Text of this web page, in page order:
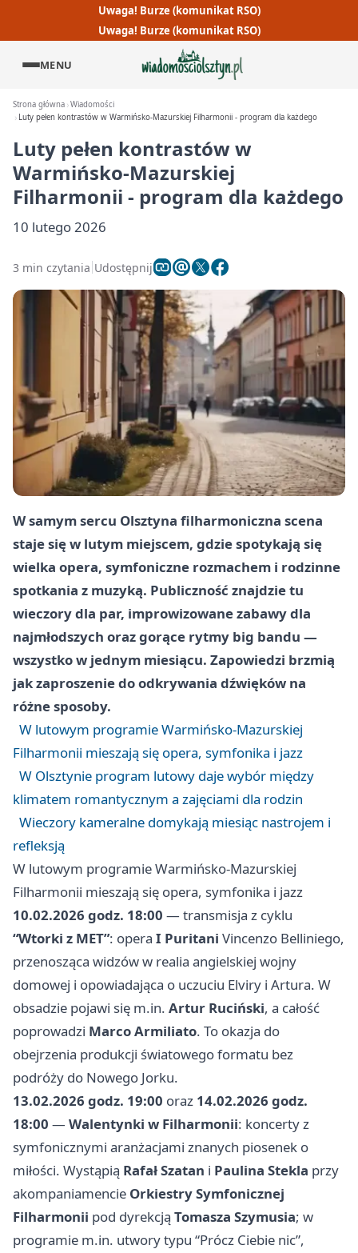
Uwaga! Burze (komunikat RSO)
Uwaga! Burze (komunikat RSO)
MENU
Strona główna Wiadomości
Luty pełen kontrastów w Warmińsko-Mazurskiej Filharmonii - program dla każdego
Luty pełen kontrastów w
Warmińsko-Mazurskiej
Filharmonii - program dla każdego
10 lutego 2026
3 min czytania Udostępnij
W samym sercu Olsztyna filharmoniczna scena
staje się w lutym miejscem, gdzie spotykają się
wielka opera, symfoniczne rozmachem i rodzinne
spotkania z muzyką. Publiczność znajdzie tu
wieczory dla par, improwizowane zabawy dla
najmłodszych oraz gorące rytmy big bandu —
wszystko w jednym miesiącu. Zapowiedzi brzmią
jak zaproszenie do odkrywania dźwięków na
różne sposoby.
W lutowym programie Warmińsko-Mazurskiej
Filharmonii mieszają się opera, symfonika i jazz
W Olsztynie program lutowy daje wybór między
klimatem romantycznym a zajęciami dla rodzin
Wieczory kameralne domykają miesiąc nastrojem i
refleksją
W lutowym programie Warmińsko-Mazurskiej
Filharmonii mieszają się opera, symfonika i jazz
10.02.2026 godz. 18:00 — transmisja z cyklu
“Wtorki z MET”: opera I Puritani Vincenzo Belliniego,
przenosząca widzów w realia angielskiej wojny
domowej i opowiadająca o uczuciu Elviry i Artura. W
obsadzie pojawi się m.in. Artur Ruciński, a całość
poprowadzi Marco Armiliato. To okazja do
obejrzenia produkcji światowego formatu bez
podróży do Nowego Jorku.
13.02.2026 godz. 19:00 oraz 14.02.2026 godz.
18:00 — Walentynki w Filharmonii: koncerty z
symfonicznymi aranżacjami znanych piosenek o
miłości. Wystąpią Rafał Szatan i Paulina Stekla przy
akompaniamencie Orkiestry Symfonicznej
Filharmonii pod dyrekcją Tomasza Szymusia; w
programie m.in. utwory typu “Prócz Ciebie nic”,